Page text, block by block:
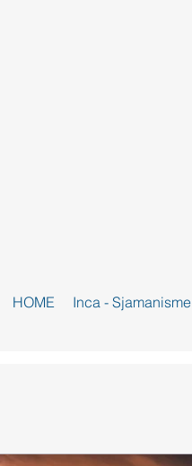
HOME Inca - Sjamanisme